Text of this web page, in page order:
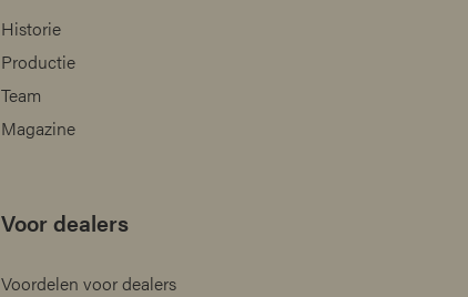
Historie
Productie
Team
Magazine
Voor dealers
Voordelen voor dealers